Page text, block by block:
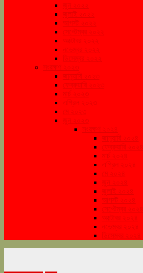
জুন ২০২২
জুলাই ২০২২
আগস্ট ২০২২
সেপ্টেম্বর ২০২২
অক্টোবর ২০২২
নভেম্বর ২০২২
ডিসেম্বর ২০২২
সংরক্ষণ ২০২৩
জানুয়ারি ২০২৩
ফেব্রুয়ারি ২০২৩
মার্চ ২০২৩
এপ্রিল ২০২৩
মে ২০২৩
জুন ২০২৩
সংরক্ষণ ২০২৪
জানুয়ারি ২০২৪
ফেব্রুয়ারি ২০২৪
মার্চ ২০২৪
এপ্রিল ২০২৪
মে ২০২৪
জুন ২০২৪
জুলাই ২০২৪
আগস্ট ২০২৪
সেপ্টেম্বর ২০২৪
অক্টোবর ২০২৪
নভেম্বর ২০২৪
ডিসেম্বর ২০২৪